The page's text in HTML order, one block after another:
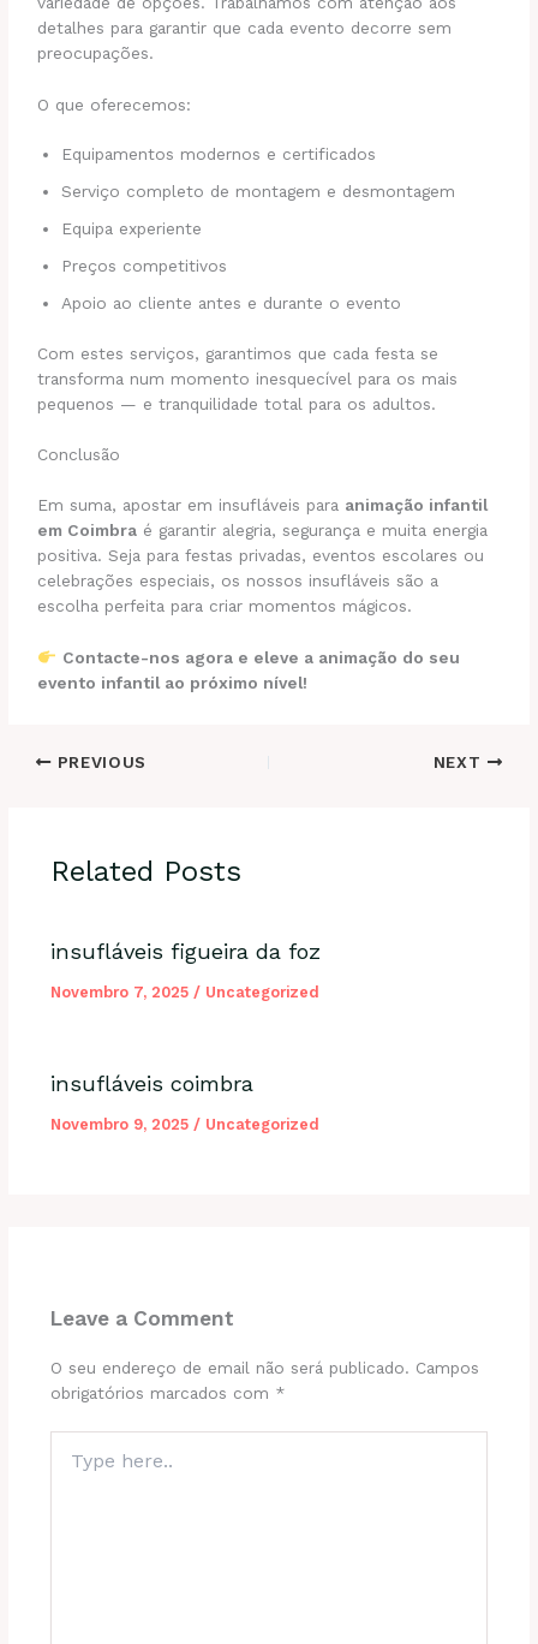
detalhes para garantir que cada evento decorre sem
preocupações.
O que oferecemos:
Equipamentos modernos e certificados
Serviço completo de montagem e desmontagem
Equipa experiente
Preços competitivos
Apoio ao cliente antes e durante o evento
Com estes serviços, garantimos que cada festa se
transforma num momento inesquecível para os mais
pequenos — e tranquilidade total para os adultos.
Conclusão
Em suma, apostar em insufláveis para animação infantil
em Coimbra é garantir alegria, segurança e muita energia
positiva. Seja para festas privadas, eventos escolares ou
celebrações especiais, os nossos insufláveis são a
escolha perfeita para criar momentos mágicos.
Contacte-nos agora e eleve a animação do seu
evento infantil ao próximo nível!
PREVIOUS NEXT
Related Posts
insufláveis figueira da foz
Novembro 7, 2025 / Uncategorized
insufláveis coimbra
Novembro 9, 2025 / Uncategorized
Leave a Comment
O seu endereço de email não será publicado. Campos
obrigatórios marcados com *
here..